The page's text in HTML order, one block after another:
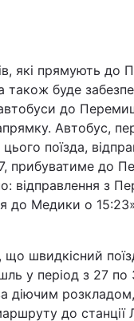
які прямують до
також буде
до
Автобус,
поїзда,
прибуватиме до
відправлення з
до Медики о
що швидкісний
у період з 27 по
діючим
до станції